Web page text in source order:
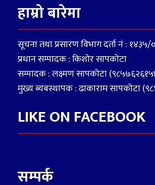
हाम्रो बारेमा
सूचना तथा प्रसारण विभाग दर्ता नं :
प्रधान सम्पादक : किशोर सापकोटा
सम्पादक : लक्ष्मण सापकोटा
मुख्य ब्यबस्थापक : ढाकाराम सापकोटा
LIKE ON FACEBOOK
सम्पर्क